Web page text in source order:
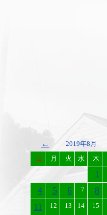
← 2019年8月
日 月 火 水 木
1
4
5 6 7 8
11
12 13 14 15